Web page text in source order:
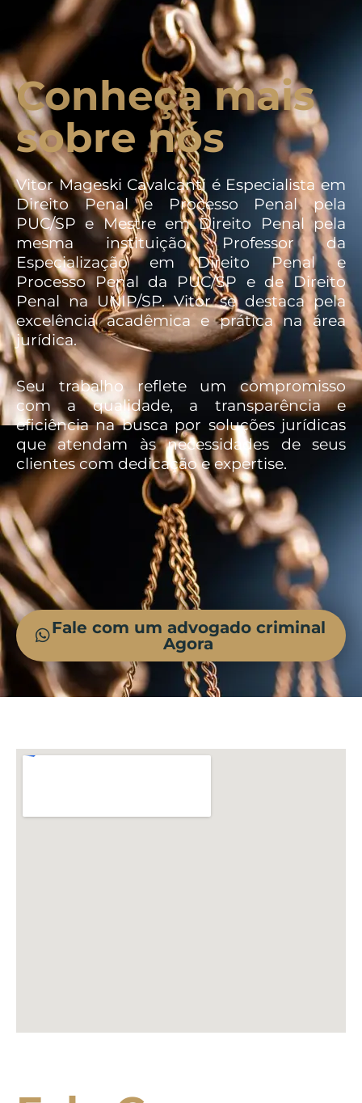
Conheça mais
sobre nós
Vitor Mageski Cavalcanti é Especialista em
Direito Penal e Processo Penal pela
PUC/SP e Mestre em Direito Penal pela
mesma instituição. Professor da
Especialização em Direito Penal e
Processo Penal da PUC/SP e de Direito
Penal na UNIP/SP. Vitor se destaca pela
excelência acadêmica e prática na área
jurídica.
Seu trabalho reflete um compromisso
com a qualidade, a transparência e
eficiência na busca por soluções jurídicas
que atendam às necessidades de seus
clientes com dedicação e expertise.
Fale com um advogado criminal
Agora